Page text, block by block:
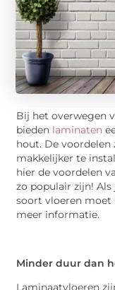
Bij het overwegen
bieden laminaten
hout. De
makkelijker te
hier de voordelen
zo populair zijn!
soort vloeren moet
meer informatie.
Minder duur dan
Laminaatvloeren